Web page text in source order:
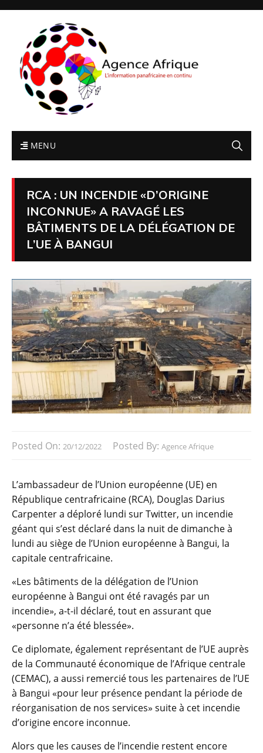
MENU
RCA : UN INCENDIE «D’ORIGINE
INCONNUE» A RAVAGÉ LES
BÂTIMENTS DE LA DÉLÉGATION DE
L’UE À BANGUI
Posted On: 20/12/2022 Posted By: Agence Afrique
L’ambassadeur de l’Union européenne (UE) en
République centrafricaine (RCA), Douglas Darius
Carpenter a déploré lundi sur Twitter, un incendie
géant qui s’est déclaré dans la nuit de dimanche à
lundi au siège de l’Union européenne à Bangui, la
capitale centrafricaine.
«Les bâtiments de la délégation de l’Union
européenne à Bangui ont été ravagés par un
incendie», a-t-il déclaré, tout en assurant que
«personne n’a été blessée».
Ce diplomate, également représentant de l’UE auprès
de la Communauté économique de l’Afrique centrale
(CEMAC), a aussi remercié tous les partenaires de l’UE
à Bangui «pour leur présence pendant la période de
réorganisation de nos services» suite à cet incendie
d’origine encore inconnue.
Alors que les causes de l’incendie restent encore